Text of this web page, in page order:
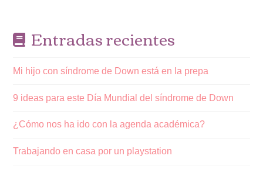
Entradas recientes
Mi hijo con síndrome de Down está en la prepa
9 ideas para este Día Mundial del síndrome de Down
¿Cómo nos ha ido con la agenda académica?
Trabajando en casa por un playstation